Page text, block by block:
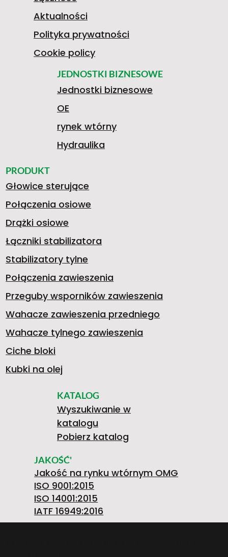
JEDNOSTKI BIZNESOWE
Jednostki biznesowe
OE
rynek wtórny
Hydraulika
PRODUKT
Głowice sterujące
Połączenia osiowe
Drążki osiowe
Łączniki stabilizatora
Stabilizatory tylne
Połączenia zawieszenia
Przeguby wsporników zawieszenia
Wahacze zawieszenia przedniego
Wahacze tylnego zawieszenia
Ciche bloki
Kubki na olej
KATALOG
Wyszukiwanie w
katalogu
Pobierz katalog
JAKOŚĆ'
Jakość na rynku wtórnym OMG
ISO 9001:2015
ISO 14001:2015
IATF 16949:2016
Aktualności
Polityka prywatności
Cookie policy